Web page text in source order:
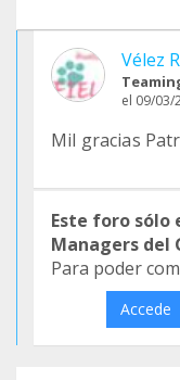
Vélez
el 09/03/
Mil gracias
Este foro sólo
Managers del
Para poder
Accede